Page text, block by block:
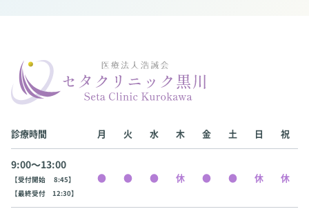
診療時間 月 火 水 木 金 土 日 祝
9:00〜13:00
【受付開始 8:45】
【最終受付 12:30】